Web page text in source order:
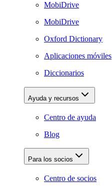
MobiDrive
MobiDrive
Oxford Dictionary
Aplicaciones móviles
Diccionarios
Ayuda y recursos
Centro de ayuda
Blog
Para los socios
Centro de socios